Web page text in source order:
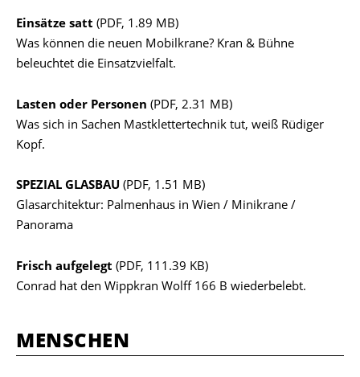
Einsätze satt (PDF, 1.89 MB)
Was können die neuen Mobilkrane? Kran & Bühne
beleuchtet die Einsatzvielfalt.
Lasten oder Personen (PDF, 2.31 MB)
Was sich in Sachen Mastklettertechnik tut, weiß Rüdiger
Kopf.
SPEZIAL GLASBAU (PDF, 1.51 MB)
Glasarchitektur: Palmenhaus in Wien / Minikrane /
Panorama
Frisch aufgelegt (PDF, 111.39 KB)
Conrad hat den Wippkran Wolff 166 B wiederbelebt.
MENSCHEN